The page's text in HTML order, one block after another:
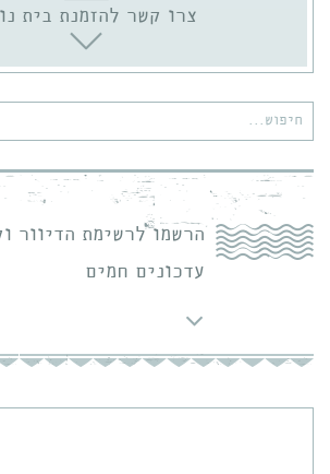
צרו קשר להזמנת בית
חיפוש
הרשמו לרשימת הדיוור
עדכונים חמים